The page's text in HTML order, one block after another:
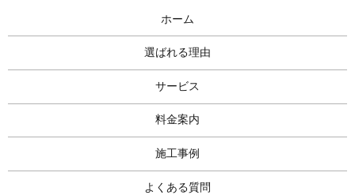
ホーム
選ばれる理由
サービス
料金案内
施工事例
よくある質問